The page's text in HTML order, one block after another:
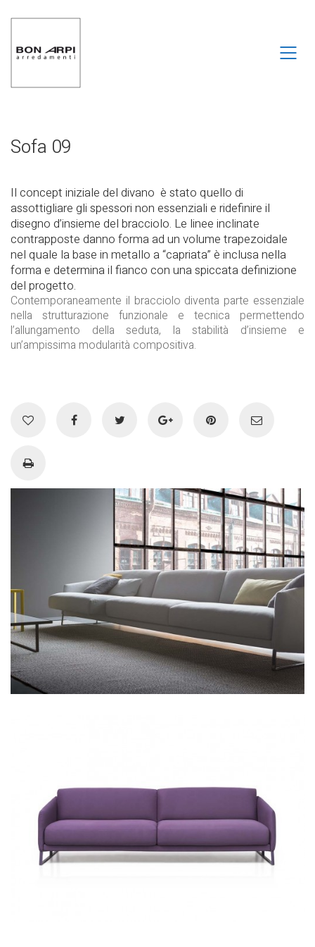
Sofa 09
Il concept iniziale del divano è stato quello di
assottigliare gli spessori non essenziali e ridefinire il
disegno d’insieme del bracciolo. Le linee inclinate
contrapposte danno forma ad un volume trapezoidale
nel quale la base in metallo a “capriata” è inclusa nella
forma e determina il fianco con una spiccata definizione
del progetto.
Contemporaneamente il bracciolo diventa parte essenziale
nella strutturazione funzionale e tecnica permettendo
l’allungamento della seduta, la stabilità d’insieme e
un’ampissima modularità compositiva.